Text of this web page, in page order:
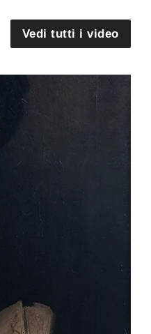
Vedi tutti i video